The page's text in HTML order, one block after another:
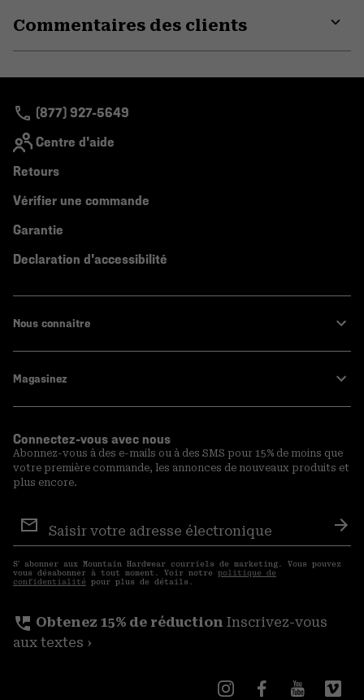
Commentaires des clients
(877) 927-5649
Centre d'aide
Retours
Vérifier une commande
Garantie
Declaration d'accessibilité
Nous connaitre
Magasinez
Connectez-vous avec nous
Abonnez-vous à des e-mails ou à des SMS pour 15% de moins que
votre première commande, les annonces de nouveaux produits et
plus encore.
aux
courriels
S′ abonner aux Mountain Hardwear courriels de marketing. Vous pouvez
vous désabonner à tout moment. Voir notre politique de
confidentialité pour plus de détails.
perm_phone_msg Obtenez 15% de réduction Inscrivez-vous
aux textes ›